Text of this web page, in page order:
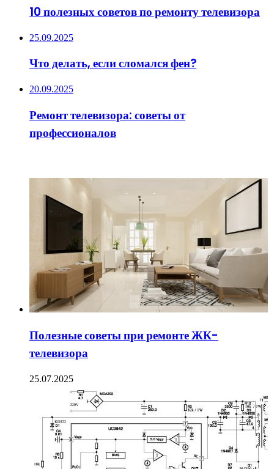
10 полезных советов по ремонту телевизора
25.09.2025
Что делать, если сломался фен?
20.09.2025
Ремонт телевизора: советы от
профессионалов
Полезные советы при ремонте ЖК-
телевизора
25.07.2025